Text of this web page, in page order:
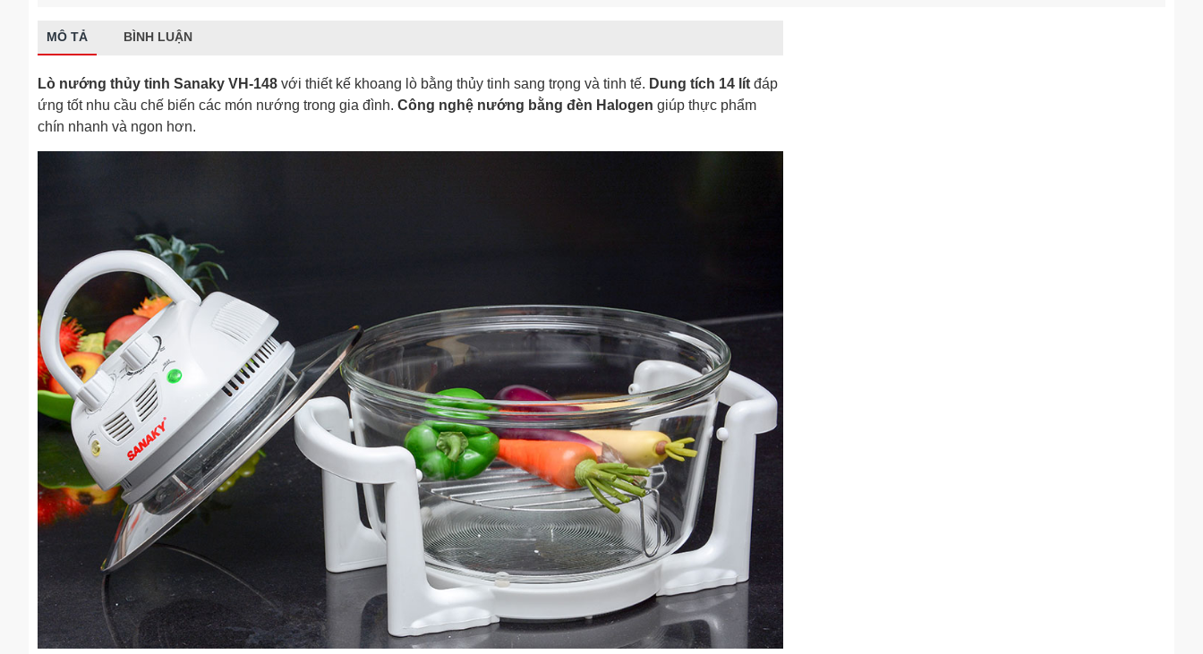
MÔ TẢ BÌNH LUẬN
Lò nướng thủy tinh Sanaky VH-148 với thiết kế khoang lò bằng thủy tinh sang trọng và tinh tế. Dung tích 14 lít đáp
ứng tốt nhu cầu chế biến các món nướng trong gia đình. Công nghệ nướng bằng đèn Halogen giúp thực phẩm
chín nhanh và ngon hơn.